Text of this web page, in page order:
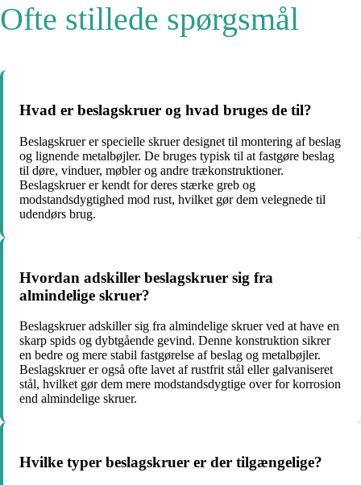
Ofte stillede spørgsmål
Hvad er beslagskruer og hvad bruges de til?
Beslagskruer er specielle skruer designet til montering af beslag
og lignende metalbøjler. De bruges typisk til at fastgøre beslag
til døre, vinduer, møbler og andre trækonstruktioner.
Beslagskruer er kendt for deres stærke greb og
modstandsdygtighed mod rust, hvilket gør dem velegnede til
udendørs brug.
Hvordan adskiller beslagskruer sig fra
almindelige skruer?
Beslagskruer adskiller sig fra almindelige skruer ved at have en
skarp spids og dybtgående gevind. Denne konstruktion sikrer
en bedre og mere stabil fastgørelse af beslag og metalbøjler.
Beslagskruer er også ofte lavet af rustfrit stål eller galvaniseret
stål, hvilket gør dem mere modstandsdygtige over for korrosion
end almindelige skruer.
Hvilke typer beslagskruer er der tilgængelige?